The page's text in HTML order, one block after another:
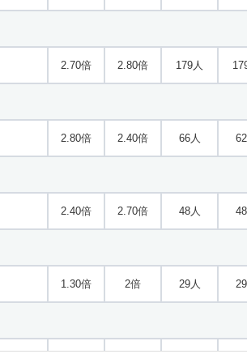
2.70倍 2.80倍 179人
2.80倍 2.40倍 66人
2.40倍 2.70倍 48人
1.30倍 2倍 29人